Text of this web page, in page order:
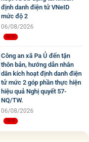
định danh điện tử VNeID
mức độ 2
06/08/2026
Công an xã Pa Ủ đến tận
thôn bản, hướng dẫn nhân
dân kích hoạt định danh điện
tử mức 2 góp phần thực hiện
hiệu quả Nghị quyết 57-
NQ/TW.
06/08/2026